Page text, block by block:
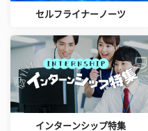
セルフライナーノーツ
インターンシップ特集